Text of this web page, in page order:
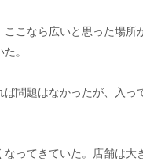
こなら広いと思った場
。
問題はなかったが、入っ
ってきていた。店舗は